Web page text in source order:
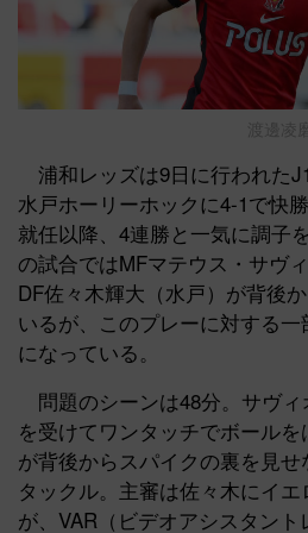
渡邊
浦和レッズは9日に行われた
水戸ホーリーホックに4-1で快
就任以降、4連勝と一気に調子
の試合ではMFマテウス・サヴ
DF佐々木輝大（水戸）が背後
いるが、このプレーに対する一
になっている。
問題のシーンは48分。サヴ
を受けてワンタッチでボール
が背後からスパイクの裏を見
タックル。主審は佐々木にイ
が、VAR（ビデオアシスタント